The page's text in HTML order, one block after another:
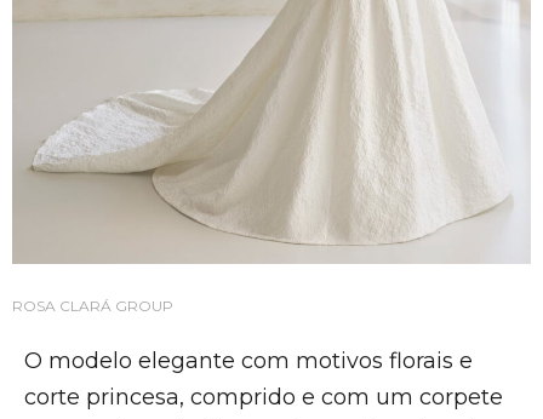
ROSA CLARÁ GROUP
O modelo elegante com motivos florais e
corte princesa, comprido e com um corpete